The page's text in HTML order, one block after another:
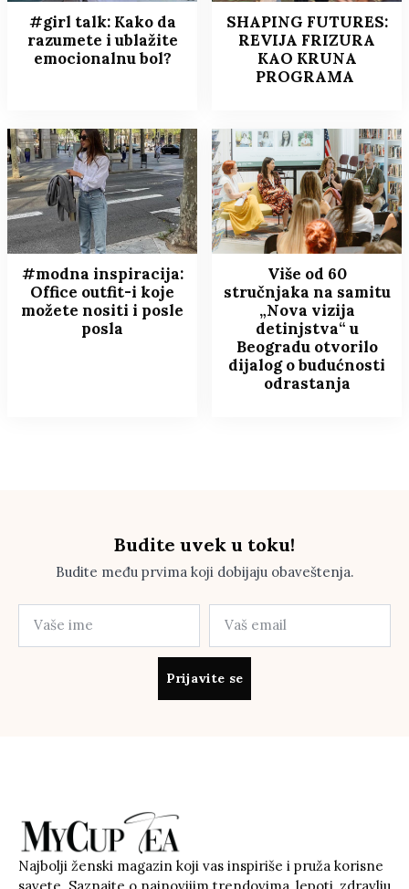
#girl talk: Kako da
razumete i ublažite
emocionalnu bol?
SHAPING FUTURES:
REVIJA FRIZURA
KAO KRUNA
PROGRAMA
#modna inspiracija:
Office outfit-i koje
možete nositi i posle
posla
Više od 60
stručnjaka na samitu
„Nova vizija
detinjstva“ u
Beogradu otvorilo
dijalog o budućnosti
odrastanja
Budite uvek u toku!
Budite među prvima koji dobijaju obaveštenja.
Prijavite se
Najbolji ženski magazin koji vas inspiriše i pruža korisne
savete. Saznajte o najnovijim trendovima, lepoti, zdravlju